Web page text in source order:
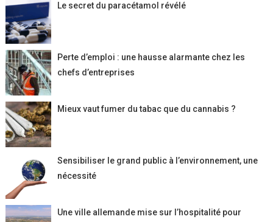
Le secret du paracétamol révélé
Perte d’emploi : une hausse alarmante chez les
chefs d’entreprises
Mieux vaut fumer du tabac que du cannabis ?
Sensibiliser le grand public à l’environnement, une
nécessité
Une ville allemande mise sur l’hospitalité pour